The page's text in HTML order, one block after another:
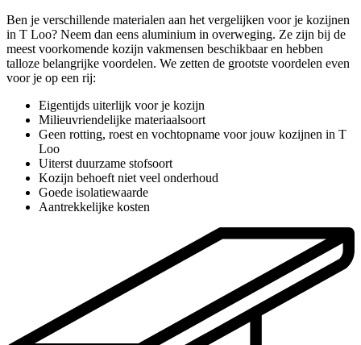
Ben je verschillende materialen aan het vergelijken voor je kozijnen
in T Loo? Neem dan eens aluminium in overweging. Ze zijn bij de
meest voorkomende kozijn vakmensen beschikbaar en hebben
talloze belangrijke voordelen. We zetten de grootste voordelen even
voor je op een rij:
Eigentijds uiterlijk voor je kozijn
Milieuvriendelijke materiaalsoort
Geen rotting, roest en vochtopname voor jouw kozijnen in T
Loo
Uiterst duurzame stofsoort
Kozijn behoeft niet veel onderhoud
Goede isolatiewaarde
Aantrekkelijke kosten